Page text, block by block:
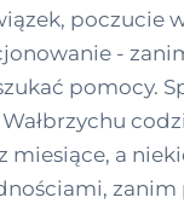
poczucie
-
pomocy.
miesiące, a
zanim